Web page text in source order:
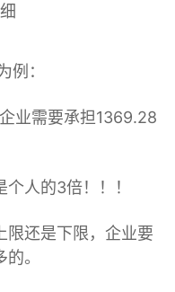
例：
业需要承担1369.28
人的3倍！！！
限还是下限，企业要
。